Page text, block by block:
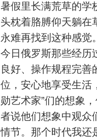
暑假里长满荒草的学
头枕着胳膊仰天躺
永难再找到这种感觉
今日俄罗斯那些经历
良好、操作规程完善
位，安心地享受生活
勋艺术家”们的想象
者说他们想象中观众
情节。那个时代我还